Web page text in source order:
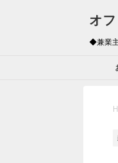
オ
◆兼業